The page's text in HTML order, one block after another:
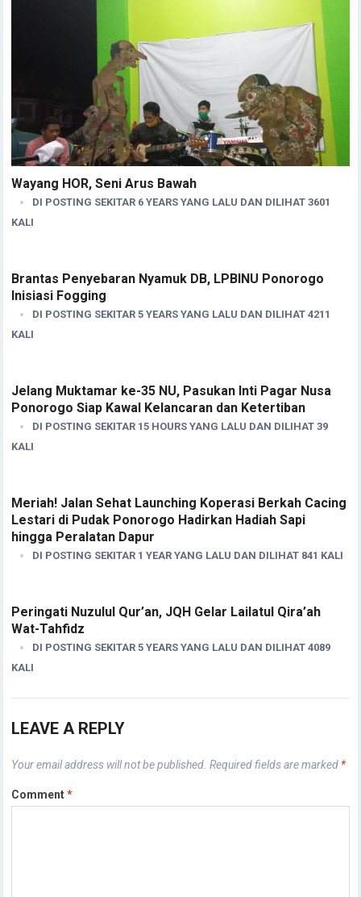
Wayang HOR, Seni Arus Bawah
DI POSTING SEKITAR 6 YEARS YANG LALU DAN DILIHAT 3601
KALI
Brantas Penyebaran Nyamuk DB, LPBINU Ponorogo
Inisiasi Fogging
DI POSTING SEKITAR 5 YEARS YANG LALU DAN DILIHAT 4211
KALI
Jelang Muktamar ke-35 NU, Pasukan Inti Pagar Nusa
Ponorogo Siap Kawal Kelancaran dan Ketertiban
DI POSTING SEKITAR 15 HOURS YANG LALU DAN DILIHAT 39
KALI
Meriah! Jalan Sehat Launching Koperasi Berkah Cacing
Lestari di Pudak Ponorogo Hadirkan Hadiah Sapi
hingga Peralatan Dapur
DI POSTING SEKITAR 1 YEAR YANG LALU DAN DILIHAT 841 KALI
Peringati Nuzulul Qur’an, JQH Gelar Lailatul Qira’ah
Wat-Tahfidz
DI POSTING SEKITAR 5 YEARS YANG LALU DAN DILIHAT 4089
KALI
LEAVE A REPLY
Your email address will not be published. Required fields are marked *
Comment*